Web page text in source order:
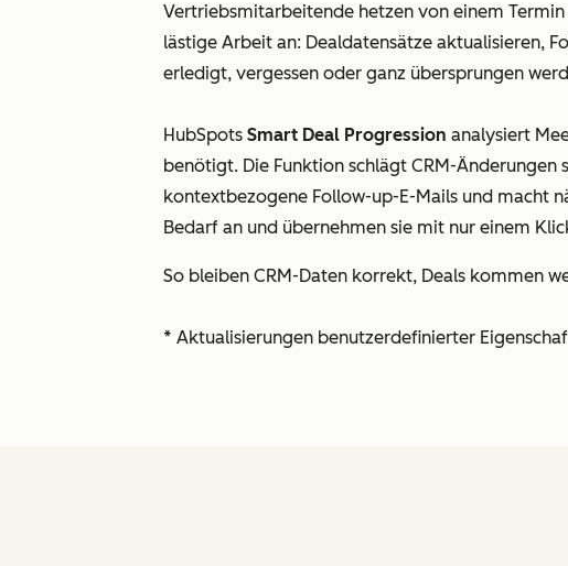
Vertriebsmitarbeitende hetzen von einem
lästige Arbeit an: Dealdatensätze aktualisieren,
erledigt, vergessen oder ganz übersprungen
HubSpots Smart Deal Progression analysiert
benötigt. Die Funktion schlägt CRM-
kontextbezogene Follow-up-E-Mails und macht
Bedarf an und übernehmen sie mit nur einem
So bleiben CRM-Daten korrekt, Deals kommen
* Aktualisierungen benutzerdefinierter